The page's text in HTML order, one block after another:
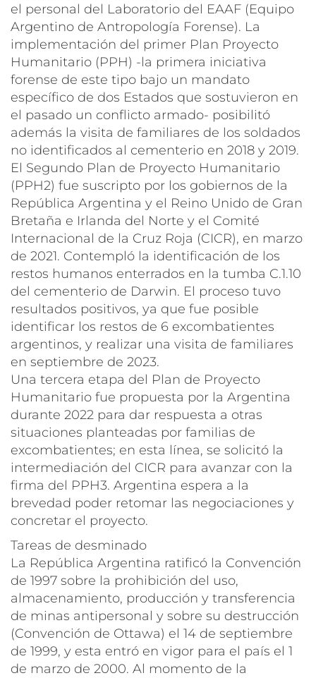
el personal del Laboratorio del EAAF (Equipo
Argentino de Antropología Forense). La
implementación del primer Plan Proyecto
Humanitario (PPH) -la primera iniciativa
forense de este tipo bajo un mandato
específico de dos Estados que sostuvieron en
el pasado un conflicto armado- posibilitó
además la visita de familiares de los soldados
no identificados al cementerio en 2018 y 2019.
El Segundo Plan de Proyecto Humanitario
(PPH2) fue suscripto por los gobiernos de la
República Argentina y el Reino Unido de Gran
Bretaña e Irlanda del Norte y el Comité
Internacional de la Cruz Roja (CICR), en marzo
de 2021. Contempló la identificación de los
restos humanos enterrados en la tumba C.1.10
del cementerio de Darwin. El proceso tuvo
resultados positivos, ya que fue posible
identificar los restos de 6 excombatientes
argentinos, y realizar una visita de familiares
en septiembre de 2023.
Una tercera etapa del Plan de Proyecto
Humanitario fue propuesta por la Argentina
durante 2022 para dar respuesta a otras
situaciones planteadas por familias de
excombatientes; en esta línea, se solicitó la
intermediación del CICR para avanzar con la
firma del PPH3. Argentina espera a la
brevedad poder retomar las negociaciones y
concretar el proyecto.
Tareas de desminado
La República Argentina ratificó la Convención
de 1997 sobre la prohibición del uso,
almacenamiento, producción y transferencia
de minas antipersonal y sobre su destrucción
(Convención de Ottawa) el 14 de septiembre
de 1999, y esta entró en vigor para el país el 1
de marzo de 2000. Al momento de la